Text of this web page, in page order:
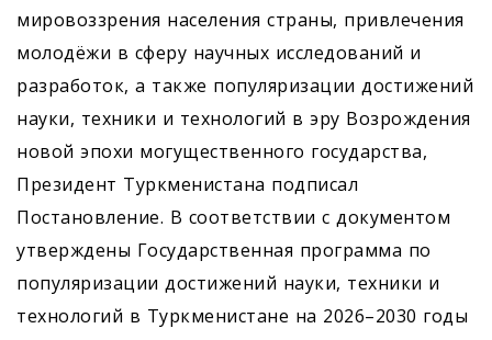
мировоззрения населения страны, привлечения
молодёжи в сферу научных исследований и
разработок, а также популяризации достижений
науки, техники и технологий в эру Возрождения
новой эпохи могущественного государства,
Президент Туркменистана подписал
Постановление. В соответствии с документом
утверждены Государственная программа по
популяризации достижений науки, техники и
технологий в Туркменистане на 2026–2030 годы